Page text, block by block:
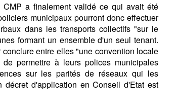
a finalement validé ce qui avait été
municipaux pourront donc effectuer
dans les transports collectifs "sur le
formant un ensemble d'un seul tenant.
entre elles "une convention locale
permettre à leurs polices municipales
sur les parités de réseaux qui les
décret d'application en Conseil d'Etat est